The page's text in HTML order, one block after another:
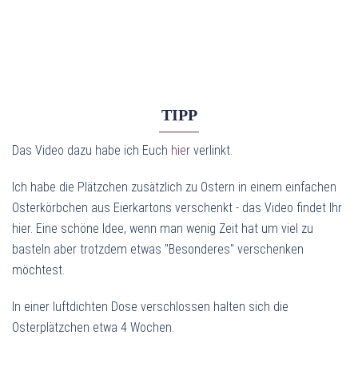
TIPP
Das Video dazu habe ich Euch hier verlinkt.
Ich habe die Plätzchen zusätzlich zu Ostern in einem einfachen
Osterkörbchen aus Eierkartons verschenkt - das Video findet Ihr
hier. Eine schöne Idee, wenn man wenig Zeit hat um viel zu
basteln aber trotzdem etwas "Besonderes" verschenken
möchtest.
In einer luftdichten Dose verschlossen halten sich die
Osterplätzchen etwa 4 Wochen.